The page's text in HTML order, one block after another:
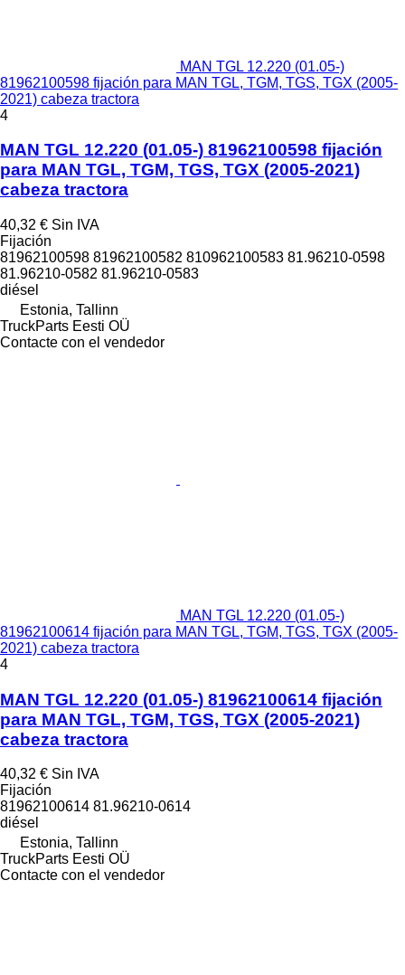
MAN TGL 12.220 (01.05-)
81962100598 fijación para MAN TGL, TGM, TGS, TGX (2005-
2021) cabeza tractora
4
MAN TGL 12.220 (01.05-) 81962100598 fijación
para MAN TGL, TGM, TGS, TGX (2005-2021)
cabeza tractora
40,32 € Sin IVA
Fijación
81962100598 81962100582 810962100583 81.96210-0598
81.96210-0582 81.96210-0583
diésel
Estonia, Tallinn
TruckParts Eesti OÜ
Contacte con el vendedor
MAN TGL 12.220 (01.05-)
81962100614 fijación para MAN TGL, TGM, TGS, TGX (2005-
2021) cabeza tractora
4
MAN TGL 12.220 (01.05-) 81962100614 fijación
para MAN TGL, TGM, TGS, TGX (2005-2021)
cabeza tractora
40,32 € Sin IVA
Fijación
81962100614 81.96210-0614
diésel
Estonia, Tallinn
TruckParts Eesti OÜ
Contacte con el vendedor